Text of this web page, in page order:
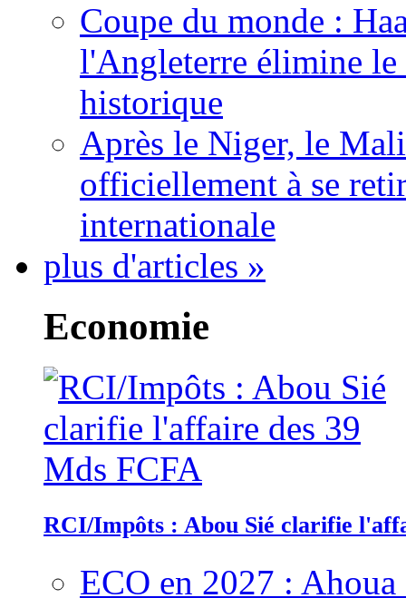
Coupe du monde :
l'Angleterre élimine
historique
Après le Niger, le
officiellement à se
internationale
plus d'articles »
Economie
RCI/Impôts : Abou Sié clarifie
ECO en 2027 :